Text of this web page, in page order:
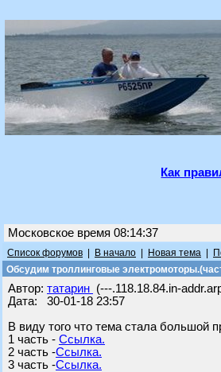
Как
Московское время 08:14:37
Список форумов В начало Новая тема
Обсудим троллинговые
Автор: татарин (---.118.18.84.in-
Дата: 30-01-18 23:57
В виду того что тема стала большой
1 часть - Ссылка.
2 часть -Ссылка.
3 часть -Ссылка.